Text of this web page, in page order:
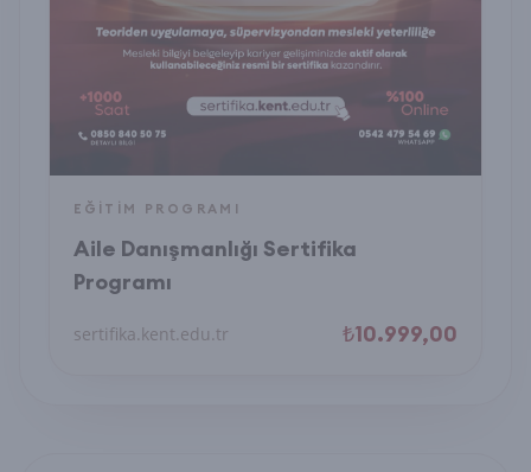
EĞITIM PROGRAMI
Aile Danışmanlığı Sertifika
Programı
sertifika.kent.edu.tr ₺10.999,00